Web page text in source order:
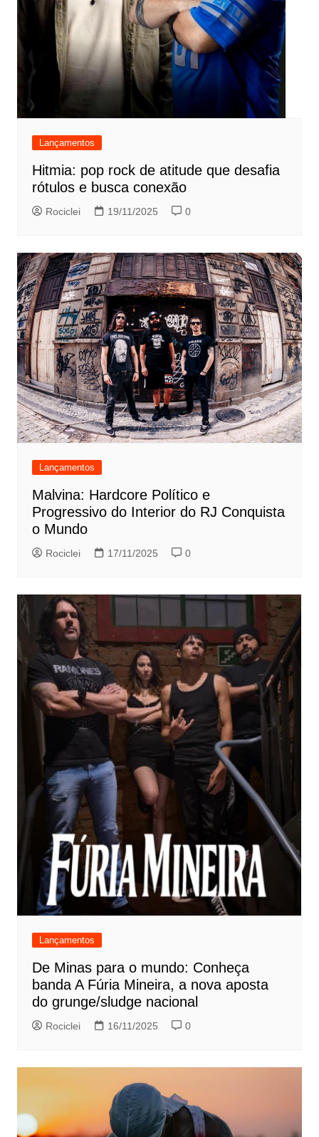
Lançamentos
Hitmia: pop rock de atitude que desafia
rótulos e busca conexão
Rociclei 19/11/2025 0
Lançamentos
Malvina: Hardcore Político e
Progressivo do Interior do RJ Conquista
o Mundo
Rociclei 17/11/2025 0
Lançamentos
De Minas para o mundo: Conheça
banda A Fúria Mineira, a nova aposta
do grunge/sludge nacional
Rociclei 16/11/2025 0